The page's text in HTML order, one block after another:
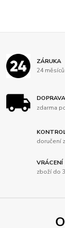
ZÁRUKA
24 měsíců
DOPRAVA
zdarma
doručení
VRÁCENÍ
zboží do